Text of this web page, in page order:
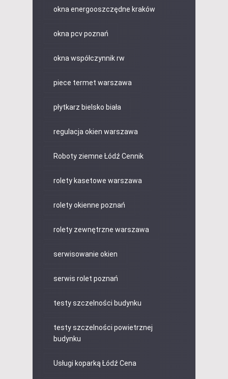
okna energooszczędne kraków
okna pcv poznań
okna współczynnik rw
piece termet warszawa
płytkarz bielsko biała
regulacja okien warszawa
Roboty ziemne Łódź Cennik
rolety kasetowe warszawa
rolety okienne poznań
rolety zewnętrzne warszawa
serwisowanie okien
serwis rolet poznań
testy szczelności budynku
testy szczelności powietrznej
budynku
Usługi koparką Łódź Cena